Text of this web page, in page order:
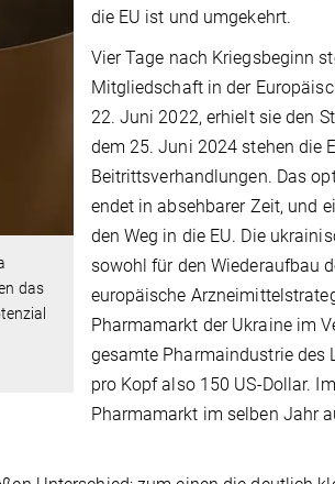
das
die EU ist und umgekehrt.
Vier Tage nach Kriegsbeginn
Mitgliedschaft in der
22. Juni 2022, erhielt sie den
dem 25. Juni 2024 stehen die
Beitrittsverhandlungen. Das
endet in absehbarer Zeit, und
den Weg in die EU. Die
sowohl für den Wiederaufbau
europäische
Pharmamarkt der Ukraine im
gesamte Pharmaindustrie des
pro Kopf also 150 US-Dollar.
Pharmamarkt im selben Jahr